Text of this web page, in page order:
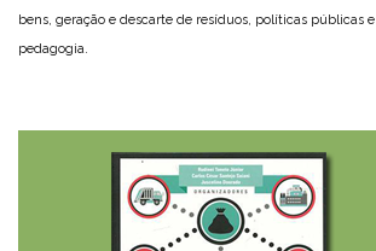
bens, geração e descarte de resíduos, políticas públicas e
pedagogia.